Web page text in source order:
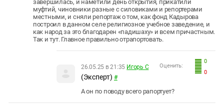
завершилась, и наметили день открытия, прикатили
муфтий, чиновники разные с силовиками и репортерами
местными, и сняли репортаж о том, как фонд Кадырова
построил в данном селе религиозное учебное заведение, и
как народ за это благодарен «падишаху» и всем причастным.
Так и тут. Главное правильно отрапортовать.
0
0
Оценить:
26.05.25 в 21:35 Игорь С
(Эксперт) #
А он по поводу всего рапортует?